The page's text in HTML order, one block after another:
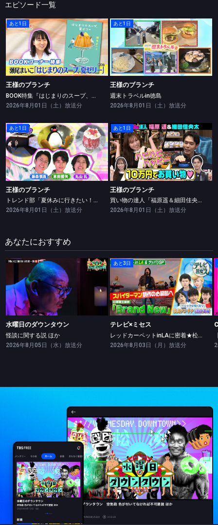
エピソード一覧
あと1日
王様のブランチ
王様のブランチ
BOOK特集『はじまりのスープ、夏ゼリー』瀬尾まいこ
2026年8月01日（土）放送分
あと1日
王様のブランチ
週末トラベルin徳島
王様のブランチ
週末トラベルin徳島
2026年8月01日（土）放送分
あと1日
王様のブランチ
トレンド部「夏休みに行きたい！ひんやり涼しいエンジョイサマースポット」
王様のブランチ
トレンド部「夏休みに行きたい！ひんやり涼しいエンジョイサマースポット」
2026年8月01日（土）放送分
あと1日
王様のブランチ
買い物の達人「福原遥＆細田佳央太」
王様のブランチ
買い物の達人「福原遥＆細田佳央太」
2026年8月01日（土）放送分
あなたにおすすめ
水曜日のダウンタウン
怪談に関する説 ほか
水曜日のダウンタウン
怪談に関する説 ほか
2026年8月05日（水）放送分
あと3日
テレビ×ミセス
レッドカーペットinLAに密着★松山ケンイチ・高橋文哉ツッパリ勝負！
テレビ×ミセス
レッドカーペットinLAに密着★松山ケンイチ・高橋文哉ツッパリ勝負！
2026年8月03日（月）放送分